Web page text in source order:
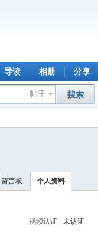
导读 相册 分享
帖子 搜索
留言板 个人资料
视频认证 未认证